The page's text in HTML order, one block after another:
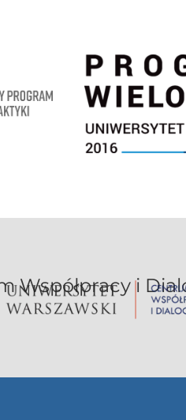
sekcją Centrum Współpracy i